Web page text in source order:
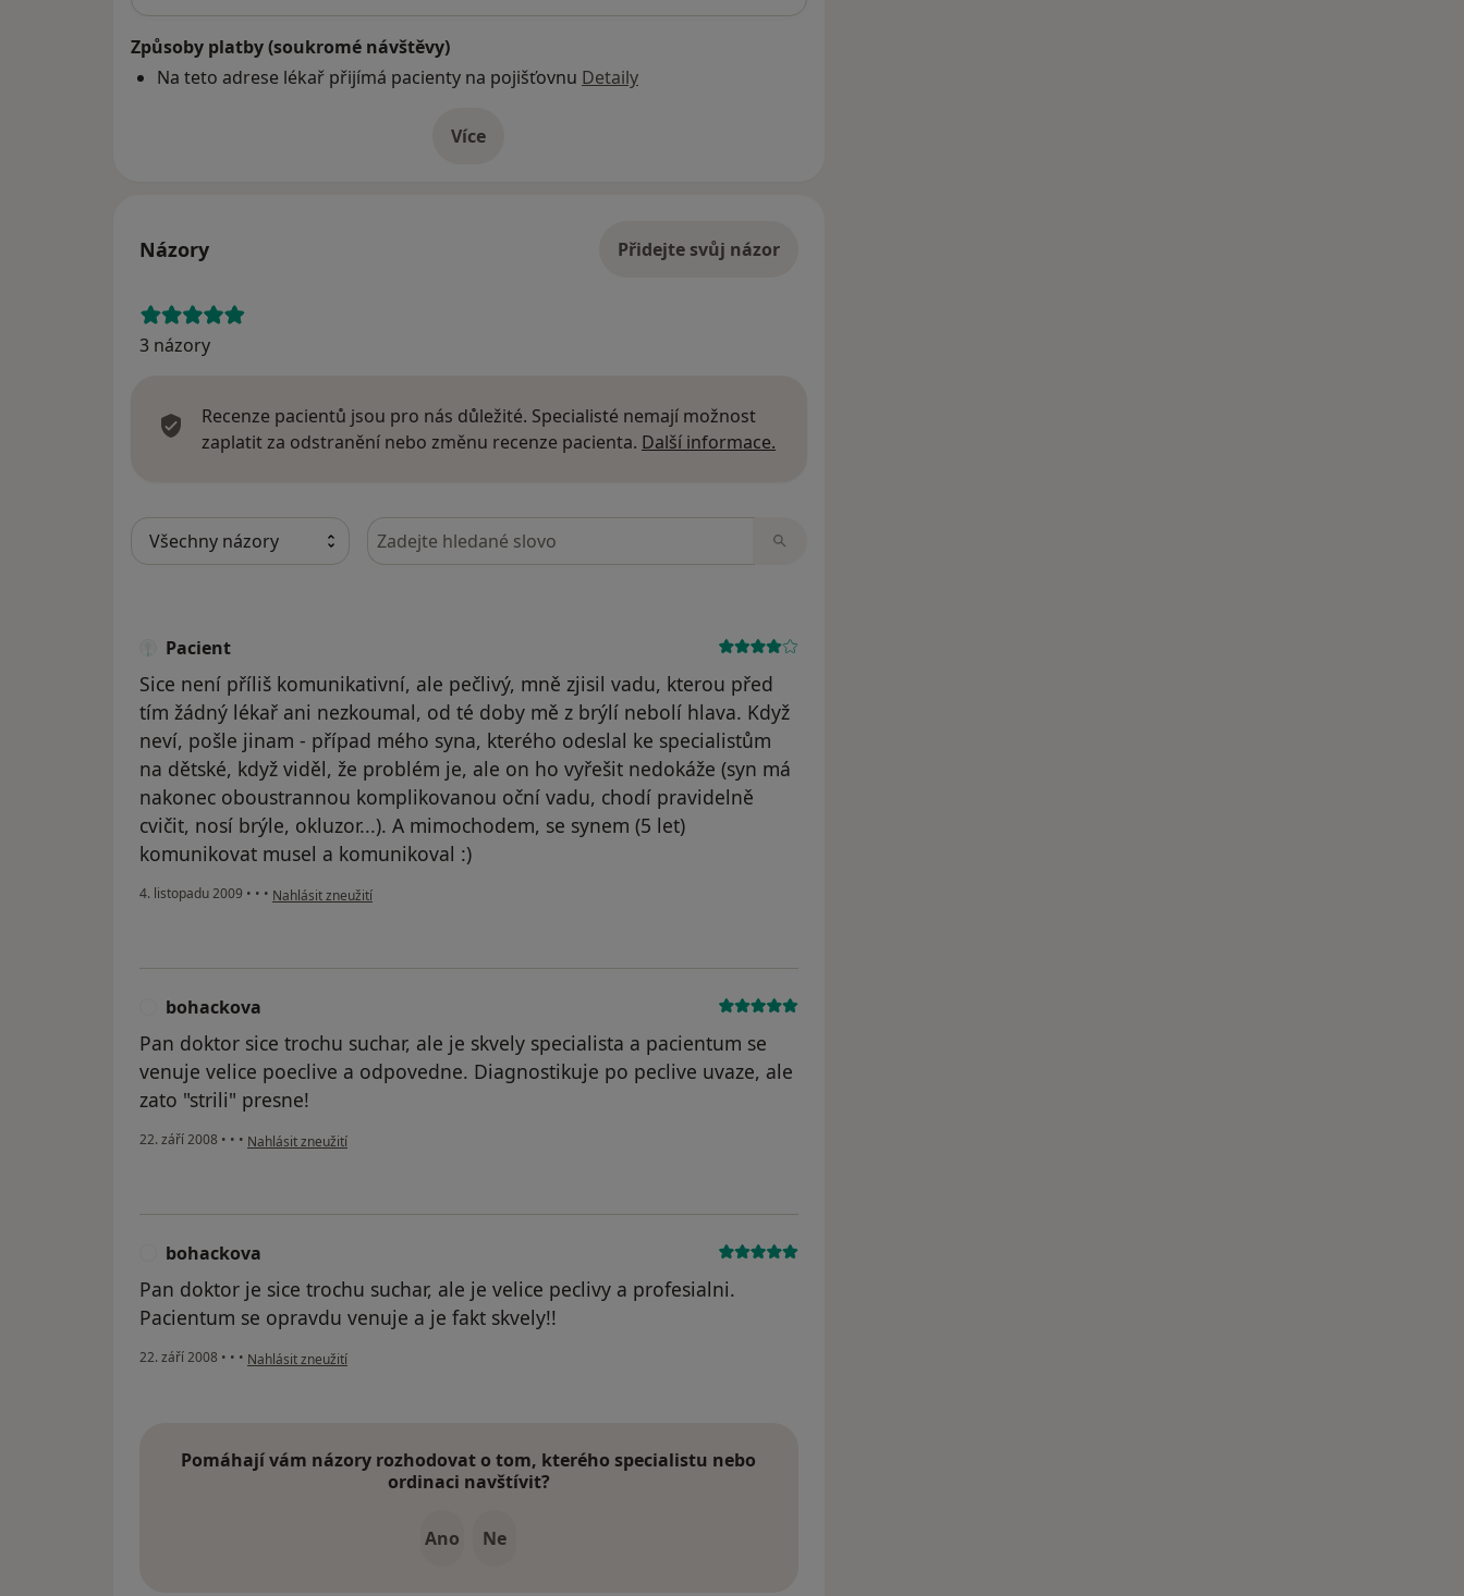
Způsoby platby (soukromé návštěvy)
Na teto adrese lékař přijímá pacienty na pojišťovnu Detaily
Víceo adrese
Názory Přidejte svůj názor
3 názory
Recenze pacientů jsou pro nás důležité. Specialisté nemají možnost
zaplatit za odstranění nebo změnu recenze pacienta. Další informace.
Hledejte v názorech
Pacient
Sice není příliš komunikativní, ale pečlivý, mně zjisil vadu, kterou před
tím žádný lékař ani nezkoumal, od té doby mě z brýlí nebolí hlava. Když
neví, pošle jinam - případ mého syna, kterého odeslal ke specialistům
na dětské, když viděl, že problém je, ale on ho vyřešit nedokáže (syn má
nakonec oboustrannou komplikovanou oční vadu, chodí pravidelně
cvičit, nosí brýle, okluzor...). A mimochodem, se synem (5 let)
komunikovat musel a komunikoval :)
4. listopadu 2009 • • • podle názoru uživatele Pacient
Nahlásit zneužití
bohackova
Pan doktor sice trochu suchar, ale je skvely specialista a pacientum se
venuje velice poeclive a odpovedne. Diagnostikuje po peclive uvaze, ale
zato "strili" presne!
22. září 2008 • • • podle názoru uživatele bohackova
Nahlásit zneužití
bohackova
Pan doktor je sice trochu suchar, ale je velice peclivy a profesialni.
Pacientum se opravdu venuje a je fakt skvely!!
22. září 2008 • • • podle názoru uživatele bohackova
Nahlásit zneužití
Pomáhají vám názory rozhodovat o tom, kterého specialistu nebo
ordinaci navštívit?
Ano Ne